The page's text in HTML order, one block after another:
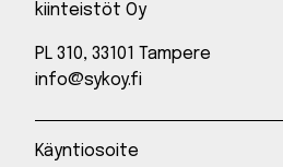
kiinteistöt Oy
PL 310, 33101 Tampere
info@sykoy.fi
Käyntiosoite